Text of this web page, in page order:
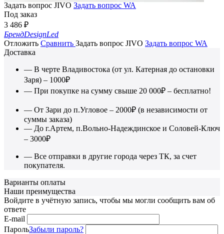
Задать вопрос JIVO Задать вопрос WA
Под заказ
3 486 ₽
БрендDesignLed
Отложить Сравнить Задать вопрос JIVO Задать вопрос WA
Доставка
— В черте Владивостока (от ул. Катерная до остановки
Заря) – 1000₽
— При покупке на сумму свыше 20 000₽ – бесплатно!
— От Зари до п.Угловое – 2000₽ (в независимости от
суммы заказа)
— До г.Артем, п.Вольно-Надеждинское и Соловей-Ключ
– 3000₽
— Все отправки в другие города через ТК, за счет
покупателя.
Варианты оплаты
Наши преимущества
Войдите в учётную запись, чтобы мы могли сообщить вам об
ответе
E-mail
ПарольЗабыли пароль?